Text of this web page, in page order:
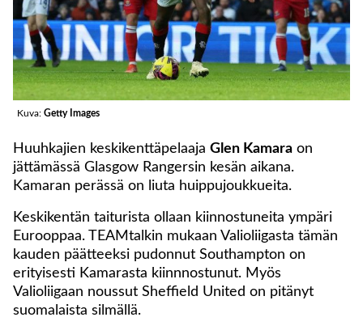
Kuva: Getty Images
Huuhkajien keskikenttäpelaaja Glen Kamara on
jättämässä Glasgow Rangersin kesän aikana.
Kamaran perässä on liuta huippujoukkueita.
Keskikentän taiturista ollaan kiinnostuneita ympäri
Eurooppaa. TEAMtalkin mukaan Valioliigasta tämän
kauden päätteeksi pudonnut Southampton on
erityisesti Kamarasta kiinnnostunut. Myös
Valioliigaan noussut Sheffield United on pitänyt
suomalaista silmällä.